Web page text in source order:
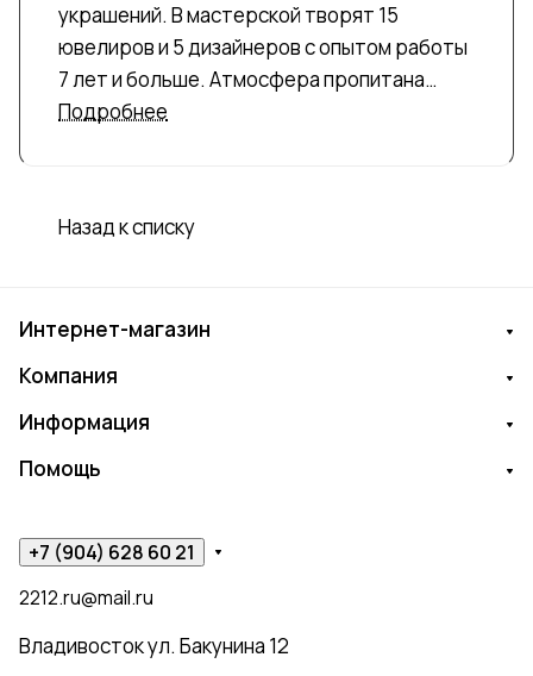
украшений. В мастерской творят 15
ювелиров и 5 дизайнеров с опытом работы
7 лет и больше. Атмосфера пропитана
искусством. Losk стал победителем в
товары бренда продаются в 30 городах
Подробнее
Назад к списку
Интернет-магазин
Компания
Информация
Помощь
+7 (904) 628 60 21
2212.ru@mail.ru
Владивосток ул. Бакунина 12